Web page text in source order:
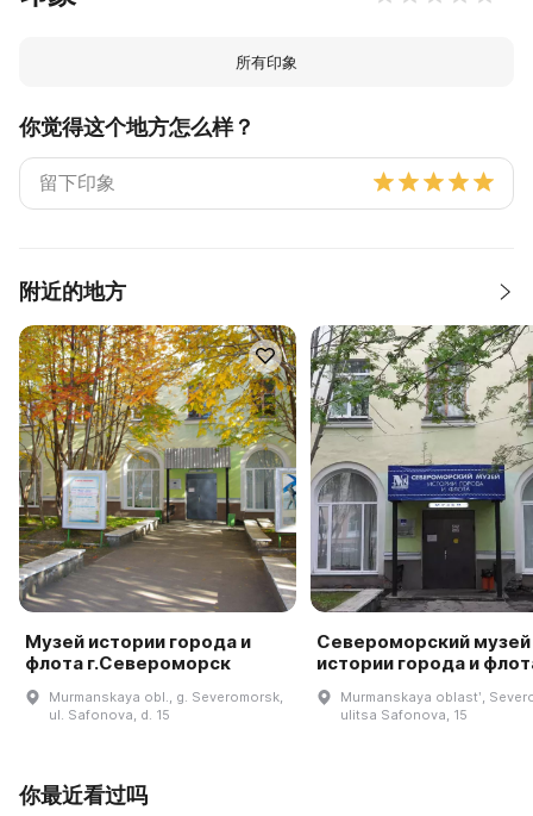
所有印象
你觉得这个地方怎么样？
附近的地方
Музей истории города и
флота г.Североморск
Murmanskaya obl., g. Severomorsk,
ul. Safonova, d. 15
Североморский музей
истории города и
Murmanskaya oblastʹ,
ulitsa Safonova, 15
你最近看过吗